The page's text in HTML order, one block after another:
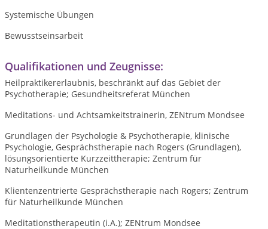
Systemische Übungen
Bewusstseinsarbeit
Qualifikationen und Zeugnisse:
Heilpraktikererlaubnis, beschränkt auf das Gebiet der
Psychotherapie; Gesundheitsreferat München
Meditations- und Achtsamkeitstrainerin, ZENtrum Mondsee
Grundlagen der Psychologie & Psychotherapie, klinische
Psychologie, Gesprächstherapie nach Rogers (Grundlagen),
lösungsorientierte Kurzzeittherapie; Zentrum für
Naturheilkunde München
Klientenzentrierte Gesprächstherapie nach Rogers; Zentrum
für Naturheilkunde München
Meditationstherapeutin (i.A.); ZENtrum Mondsee